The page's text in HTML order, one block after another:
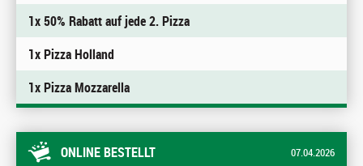
1x 50% Rabatt auf jede 2. Pizza
1x Pizza Holland
1x Pizza Mozzarella
ONLINE BESTELLT 07.04.2026